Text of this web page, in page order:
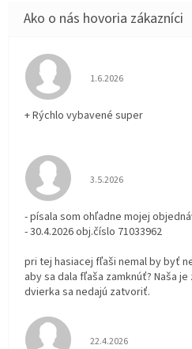
Hodnotenie obchodu
1.6.2026
+ Rýchlo vybavené super
Hodnotenie obchodu
3.5.2026
- písala som ohľadne mojej
- 30.4.2026 obj.číslo 71033962
pri tej hasiacej fľaši nemal by byť
aby sa dala fľaša zamknúť? Naša
dvierka sa nedajú zatvoriť.
Hodnotenie obchodu
22.4.2026